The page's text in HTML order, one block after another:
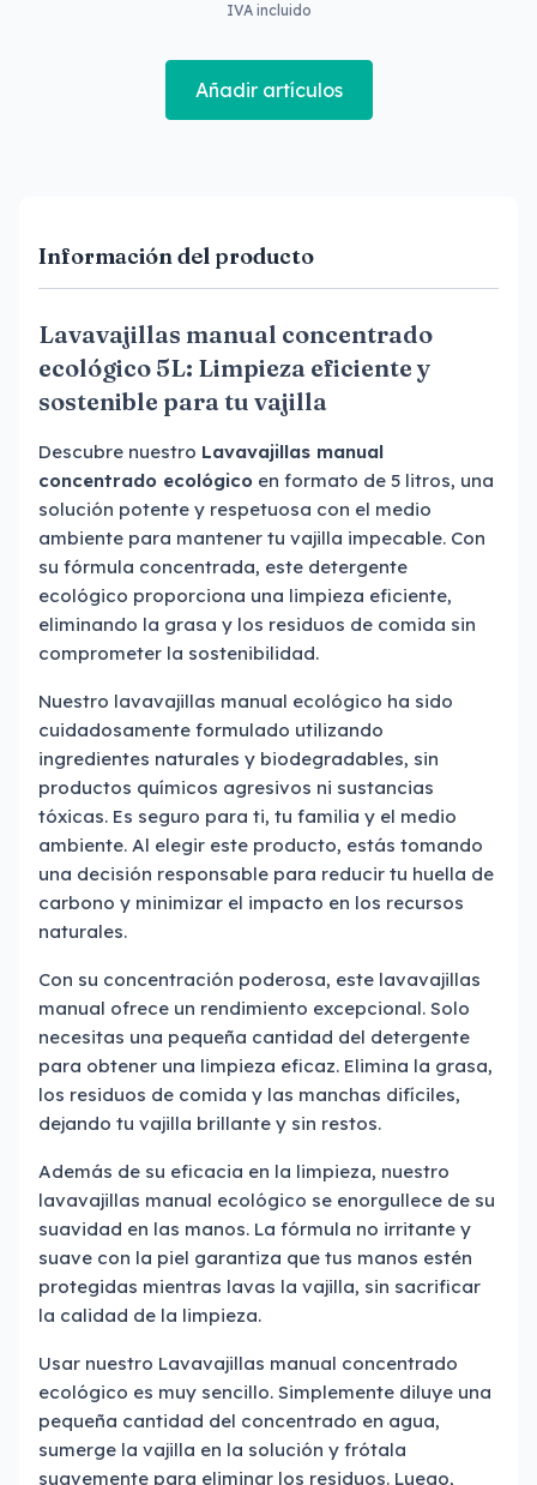
IVA incluido
Añadir artículos
Información del producto
Lavavajillas manual concentrado
ecológico 5L: Limpieza eficiente y
sostenible para tu vajilla
Descubre nuestro Lavavajillas manual
concentrado ecológico en formato de 5 litros, una
solución potente y respetuosa con el medio
ambiente para mantener tu vajilla impecable. Con
su fórmula concentrada, este detergente
ecológico proporciona una limpieza eficiente,
eliminando la grasa y los residuos de comida sin
comprometer la sostenibilidad.
Nuestro lavavajillas manual ecológico ha sido
cuidadosamente formulado utilizando
ingredientes naturales y biodegradables, sin
productos químicos agresivos ni sustancias
tóxicas. Es seguro para ti, tu familia y el medio
ambiente. Al elegir este producto, estás tomando
una decisión responsable para reducir tu huella de
carbono y minimizar el impacto en los recursos
naturales.
Con su concentración poderosa, este lavavajillas
manual ofrece un rendimiento excepcional. Solo
necesitas una pequeña cantidad del detergente
para obtener una limpieza eficaz. Elimina la grasa,
los residuos de comida y las manchas difíciles,
dejando tu vajilla brillante y sin restos.
Además de su eficacia en la limpieza, nuestro
lavavajillas manual ecológico se enorgullece de su
suavidad en las manos. La fórmula no irritante y
suave con la piel garantiza que tus manos estén
protegidas mientras lavas la vajilla, sin sacrificar
la calidad de la limpieza.
Usar nuestro Lavavajillas manual concentrado
ecológico es muy sencillo. Simplemente diluye una
pequeña cantidad del concentrado en agua,
sumerge la vajilla en la solución y frótala
suavemente para eliminar los residuos. Luego,